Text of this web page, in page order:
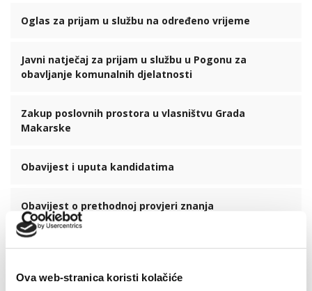
Ova web-stranica koristi kolačiće
Oglas za prijam u službu na određeno vrijeme
Javni natječaj za prijam u službu u Pogonu za
obavljanje komunalnih djelatnosti
Zakup poslovnih prostora u vlasništvu Grada
Makarske
Obavijest i uputa kandidatima
Obavijest o prethodnoj provjeri znanja
Obavijest o novom terminu održavanja prethodne